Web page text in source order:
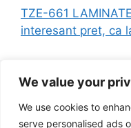
We value your
We use cookies to
serve personalised ads
TZE-661
interesant pret, ca
Search
for: